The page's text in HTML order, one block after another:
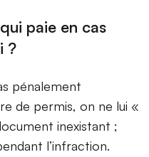
paie en cas
?
pénalement
de permis, on ne lui «
inexistant ;
l’infraction.